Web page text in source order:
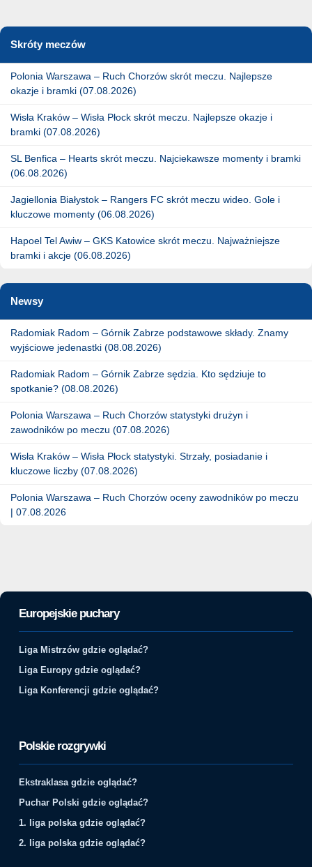
Skróty meczów
Polonia Warszawa – Ruch Chorzów skrót meczu. Najlepsze
okazje i bramki (07.08.2026)
Wisła Kraków – Wisła Płock skrót meczu. Najlepsze okazje i
bramki (07.08.2026)
SL Benfica – Hearts skrót meczu. Najciekawsze momenty i bramki
(06.08.2026)
Jagiellonia Białystok – Rangers FC skrót meczu wideo. Gole i
kluczowe momenty (06.08.2026)
Hapoel Tel Awiw – GKS Katowice skrót meczu. Najważniejsze
bramki i akcje (06.08.2026)
Newsy
Radomiak Radom – Górnik Zabrze podstawowe składy. Znamy
wyjściowe jedenastki (08.08.2026)
Radomiak Radom – Górnik Zabrze sędzia. Kto sędziuje to
spotkanie? (08.08.2026)
Polonia Warszawa – Ruch Chorzów statystyki drużyn i
zawodników po meczu (07.08.2026)
Wisła Kraków – Wisła Płock statystyki. Strzały, posiadanie i
kluczowe liczby (07.08.2026)
Polonia Warszawa – Ruch Chorzów oceny zawodników po meczu
| 07.08.2026
Europejskie puchary
Liga Mistrzów gdzie oglądać?
Liga Europy gdzie oglądać?
Liga Konferencji gdzie oglądać?
Polskie rozgrywki
Ekstraklasa gdzie oglądać?
Puchar Polski gdzie oglądać?
1. liga polska gdzie oglądać?
2. liga polska gdzie oglądać?